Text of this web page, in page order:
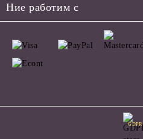
Ние работим с
GDPR